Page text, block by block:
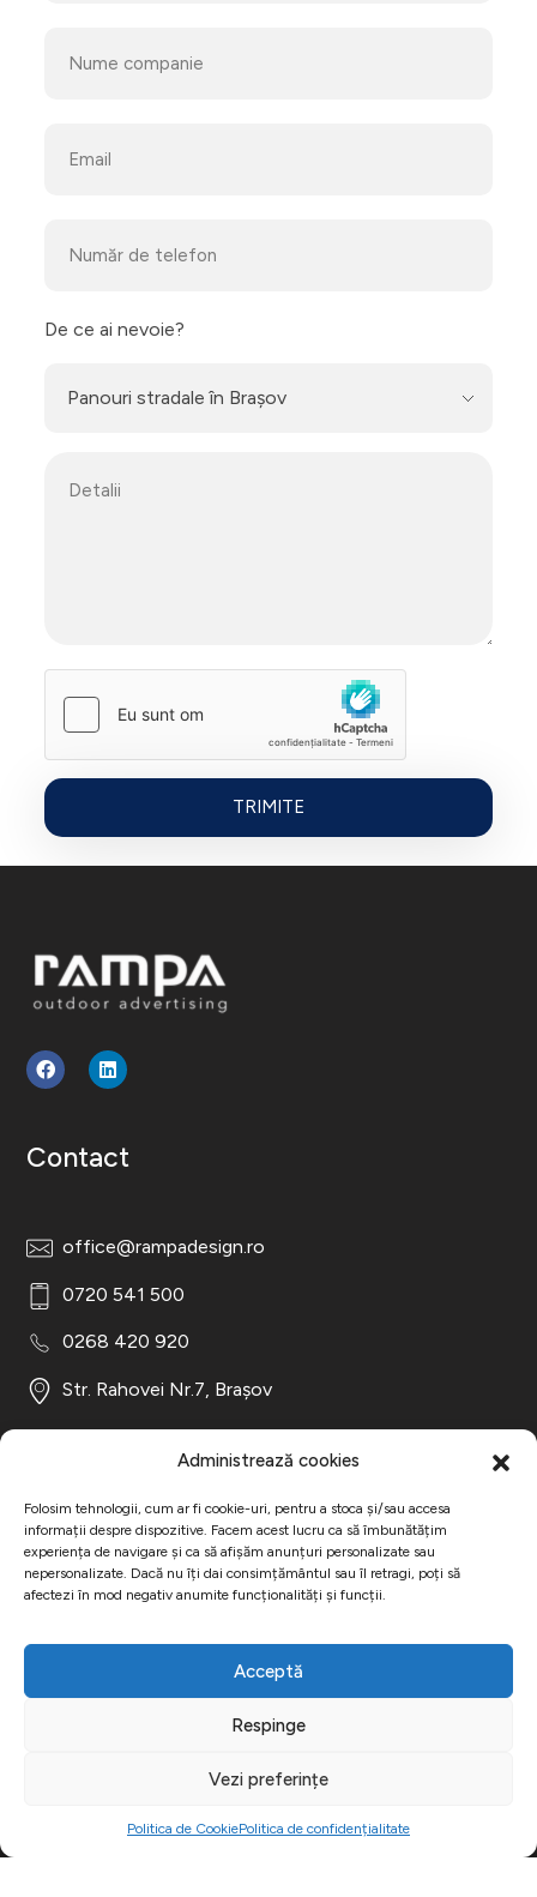
Administrează cookies
Folosim tehnologii, cum ar fi cookie-uri, pentru a stoca și/sau accesa
informații despre dispozitive. Facem acest lucru ca să îmbunătățim
experiența de navigare și ca să afișăm anunțuri personalizate sau
nepersonalizate. Dacă nu îți dai consimțământul sau îl retragi, poți să
afectezi în mod negativ anumite funcționalități și funcții.
Acceptă
Respinge
Vezi preferințe
Politica de CookiePolitica de confidențialitate
De ce ai nevoie?
Contact
office@rampadesign.ro
0720 541 500
0268 420 920
Str. Rahovei Nr.7, Brașov
Program de lucru
Luni - Vineri:08:30 - 17:00
Sâmbătă - Duminică:închis
Cu ce te putem ajuta?
Producție publicitară Brașov